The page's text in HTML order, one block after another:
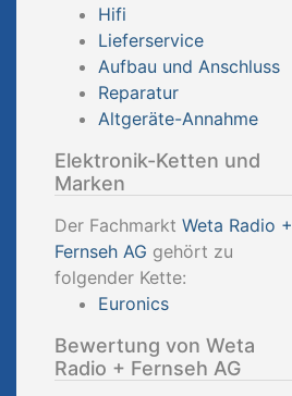
Hifi
Lieferservice
Aufbau und Anschluss
Reparatur
Altgeräte-Annahme
Elektronik-Ketten und
Marken
Der Fachmarkt Weta Radio +
Fernseh AG gehört zu
folgender Kette:
Euronics
Bewertung von Weta
Radio + Fernseh AG